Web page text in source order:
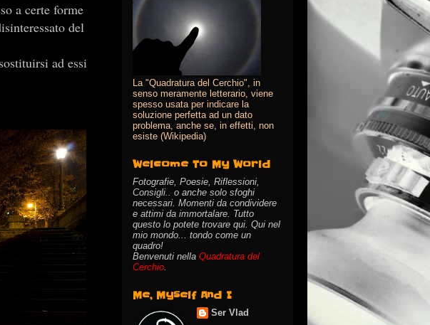
a certe forme
del
ad essi
La "Quadratura del Cerchio", in
senso meramente letterario, viene
spesso usata per indicare la
soluzione perfetta ad un dato
problema, anche se, in effetti, non
esiste (Wikipedia)
Welcome To My World
Fotografie, Poesie, Riflessioni,
Consigli.. o anche solo sfoghi
necessari. Momenti da condividere
e attimi da immortalare. Tutto
questo lo potete trovare qui. Qui nel
mio mondo... tondo come un
quadro!
Benvenuti nella Quadratura del
Cerchio.
Me, Myself And I
Ser Vlad